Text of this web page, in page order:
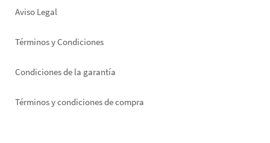
Aviso Legal
Términos y Condiciones
Condiciones de la garantía
Términos y condiciones de compra